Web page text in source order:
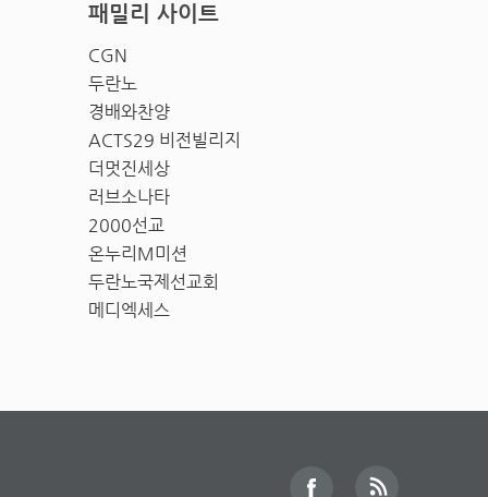
패밀리 사이트
CGN
두란노
경배와찬양
ACTS29 비전빌리지
더멋진세상
러브소나타
2000선교
온누리M미션
두란노국제선교회
메디엑세스